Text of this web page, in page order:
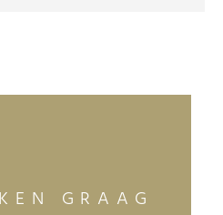
GRAAG